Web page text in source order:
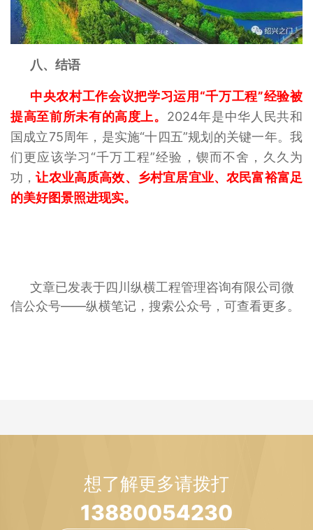
八、结语
中央农村工作会议把学习运用“千万工程”经验被
提高至前所未有的高度上。 2024年是中华人民共和
国成立75周年，是实施“十四五”规划的关键一年。我
们更应该学习“千万工程”经验，锲而不舍，久久为
功，让农业高质高效、乡村宜居宜业、农民富裕富足
的美好图景照进现实。
文章已发表于四川纵横工程管理咨询有限公司微
信公众号——纵横笔记，搜索公众号，可查看更多。
想了解更多请拨打
13880054230